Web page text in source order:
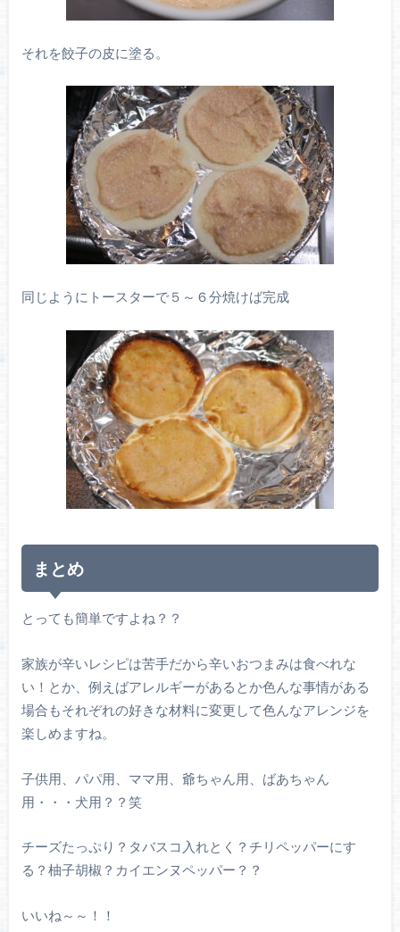
それを餃子の皮に塗る。
同じようにトースターで５～６分焼けば完成
まとめ
とっても簡単ですよね？？
家族が辛いレシピは苦手だから辛いおつまみは食べれな
い！とか、例えばアレルギーがあるとか色んな事情がある
場合もそれぞれの好きな材料に変更して色んなアレンジを
楽しめますね。
子供用、パパ用、ママ用、爺ちゃん用、ばあちゃん
用・・・犬用？？笑
チーズたっぷり？タバスコ入れとく？チリペッパーにす
る？柚子胡椒？カイエンヌペッパー？？
いいね～～！！